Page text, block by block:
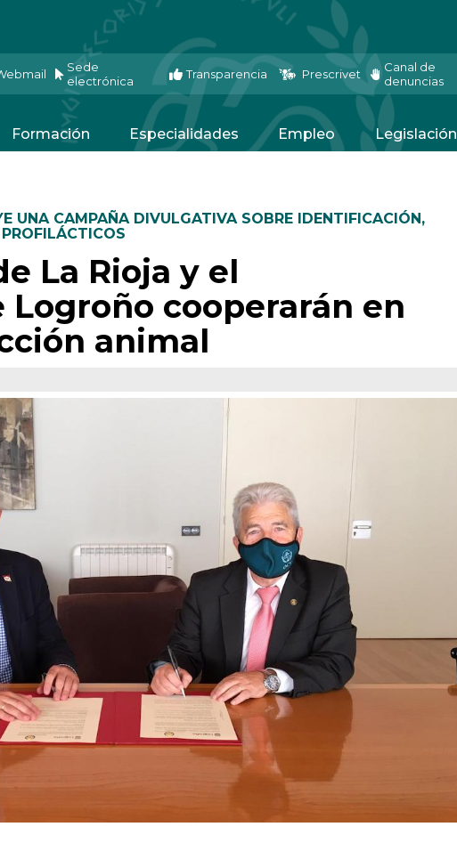
Sede
electrónica
Transparencia Prescrivet
Canal de
denuncias
Formación Especialidades Empleo Legislación
UNA CAMPAÑA DIVULGATIVA SOBRE IDENTIFICACIÓN,
La Rioja y el
cooperarán en
animal